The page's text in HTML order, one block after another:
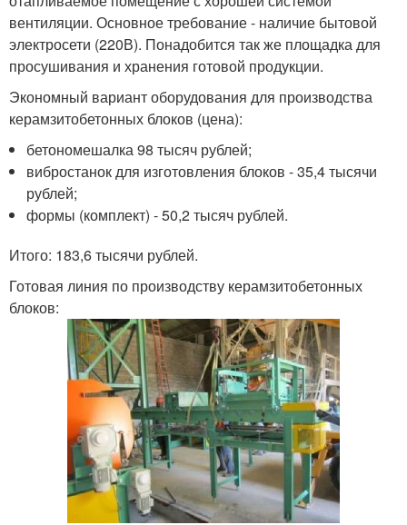
вентиляции. Основное требование - наличие бытовой
электросети (220В). Понадобится так же площадка для
просушивания и хранения готовой продукции.
Экономный вариант оборудования для производства
керамзитобетонных блоков (цена):
бетономешалка 98 тысяч рублей;
вибростанок для изготовления блоков - 35,4 тысячи
рублей;
формы (комплект) - 50,2 тысяч рублей.
Итого: 183,6 тысячи рублей.
Готовая линия по производству керамзитобетонных
блоков: